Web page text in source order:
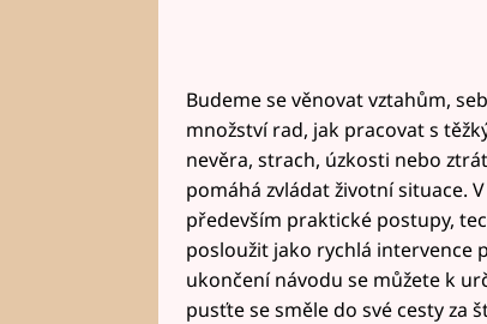
Budeme se věnovat vztahům,
množství rad, jak pracovat s
nevěra, strach, úzkosti nebo
pomáhá zvládat životní situace.
především praktické postupy,
posloužit jako rychlá intervence
ukončení návodu se můžete k
pusťte se směle do své cesty za